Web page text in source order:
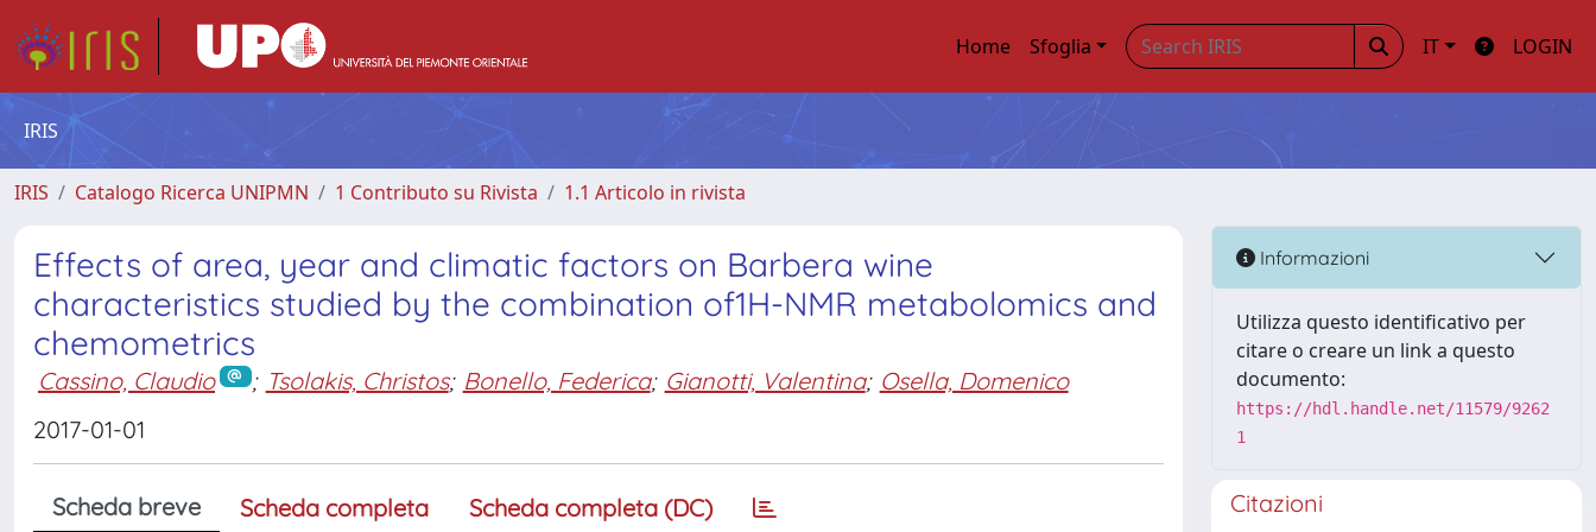
Home Sfoglia IT LOGIN
IRIS
IRIS Catalogo Ricerca UNIPMN 1 Contributo su Rivista 1.1 Articolo in rivista
Effects of area, year and climatic factors on Barbera wine
characteristics studied by the combination of1H-NMR metabolomics and
chemometrics
Cassino, Claudio ; Tsolakis, Christos; Bonello, Federica; Gianotti, Valentina; Osella, Domenico
2017-01-01
Scheda breve Scheda completa Scheda completa (DC)
Informazioni
Utilizza questo identificativo per
citare o creare un link a questo
documento:
https://hdl.handle.net/11579/9262
1
Citazioni